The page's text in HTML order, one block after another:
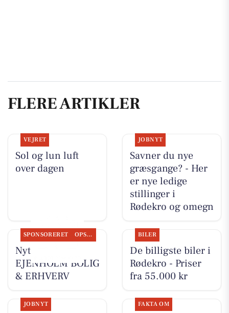
FLERE ARTIKLER
VEJRET
Sol og lun luft
over dagen
JOBNYT
Savner du nye
græsgange? - Her
er nye ledige
stillinger i
Rødekro og omegn
SPONSORERET OPSLAGSTAVLEN
Nyt fra
EJENHOLM BOLIG
& ERHVERV
BILER
De billigste biler i
Rødekro - Priser
fra 55.000 kr
JOBNYT FAKTA OM